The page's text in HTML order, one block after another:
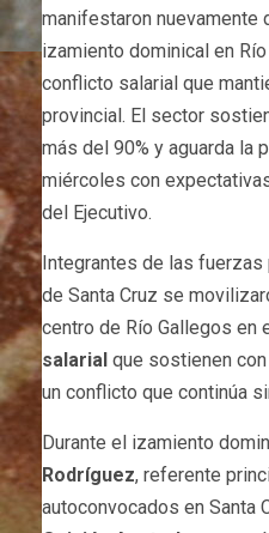
manifestaron nuevamente
izamiento dominical en
conflicto salarial que
provincial. El sector
más del 90% y aguarda la
miércoles con
del Ejecutivo.
Integrantes de las
de Santa Cruz se
centro de Río Gallegos en
salarial que sostienen
un conflicto que continúa
Durante el izamiento
Rodríguez, referente
autoconvocados en Santa